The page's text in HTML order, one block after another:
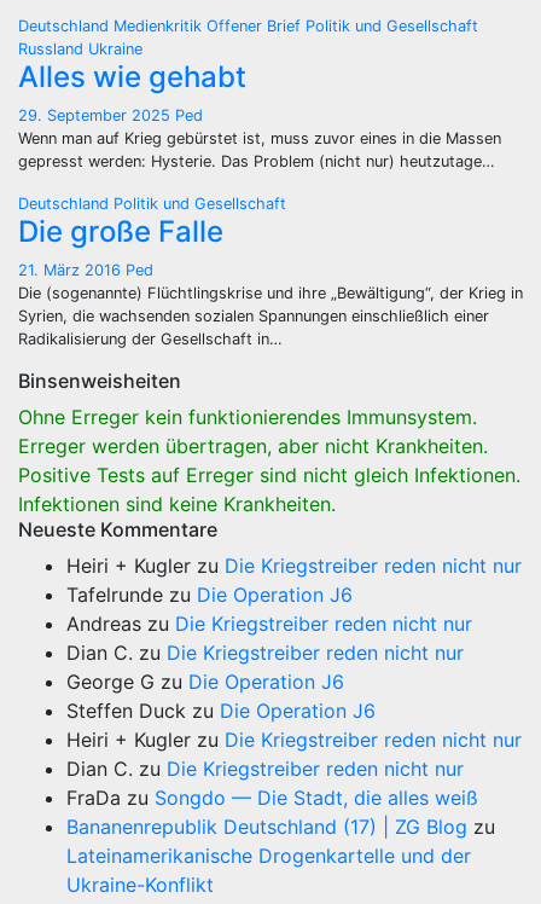
Deutschland Medienkritik Offener Brief Politik und Gesellschaft
Russland Ukraine
Alles wie gehabt
29. September 2025 Ped
Wenn man auf Krieg gebürstet ist, muss zuvor eines in die Massen
gepresst werden: Hysterie. Das Problem (nicht nur) heutzutage…
Deutschland Politik und Gesellschaft
Die große Falle
21. März 2016 Ped
Die (sogenannte) Flüchtlingskrise und ihre „Bewältigung“, der Krieg in
Syrien, die wachsenden sozialen Spannungen einschließlich einer
Radikalisierung der Gesellschaft in…
Binsenweisheiten
Ohne Erreger kein funktionierendes Immunsystem.
Erreger werden übertragen, aber nicht Krankheiten.
Positive Tests auf Erreger sind nicht gleich Infektionen.
Infektionen sind keine Krankheiten.
Neueste Kommentare
Heiri + Kugler zu Die Kriegstreiber reden nicht nur
Tafelrunde zu Die Operation J6
Andreas zu Die Kriegstreiber reden nicht nur
Dian C. zu Die Kriegstreiber reden nicht nur
George G zu Die Operation J6
Steffen Duck zu Die Operation J6
Heiri + Kugler zu Die Kriegstreiber reden nicht nur
Dian C. zu Die Kriegstreiber reden nicht nur
FraDa zu Songdo — Die Stadt, die alles weiß
Bananenrepublik Deutschland (17) | ZG Blog zu
Lateinamerikanische Drogenkartelle und der
Ukraine-Konflikt